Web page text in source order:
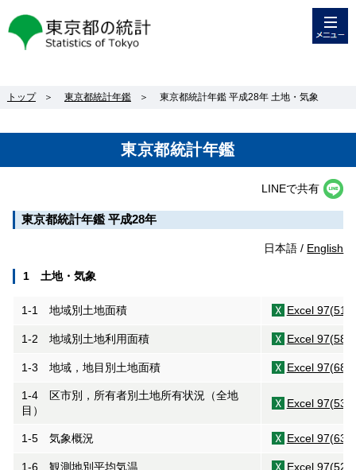
東京都の統計
トップ ＞ 東京都統計年鑑 ＞ 東京都統計年鑑 平成28年 土地・気象
東京都統計年鑑
LINEで共有
東京都統計年鑑 平成28年
日本語 / English
1 土地・気象
1-1 地域別土地面積 Excel
1-2 地域別土地利用面積 Excel
1-3 地域，地目別土地面積 Excel
1-4 区市別，所有者別土地所有状況（全地
目）
Excel
1-5 気象概況 Excel
1-6 観測地別平均気温 Excel